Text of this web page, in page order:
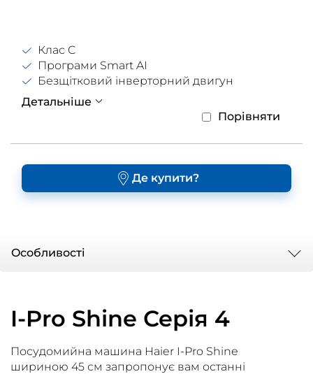
Клас C
Програми Smart AI
Безщітковий інверторний двигун
Детальніше
Порівняти
Де купити?
Oсобливості
I-Pro Shine Серія 4
Посудомийна машина Haier I-Pro Shine
шириною 45 см запропонує вам останні